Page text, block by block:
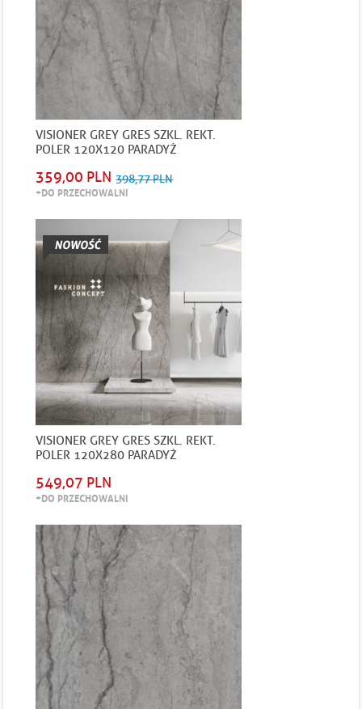
VISIONER GREY GRES SZKL. REKT.
POLER 120X120 PARADYŻ
359,00 PLN 398,77 PLN
+DO PRZECHOWALNI
VISIONER GREY GRES SZKL. REKT.
POLER 120X280 PARADYŻ
549,07 PLN
+DO PRZECHOWALNI